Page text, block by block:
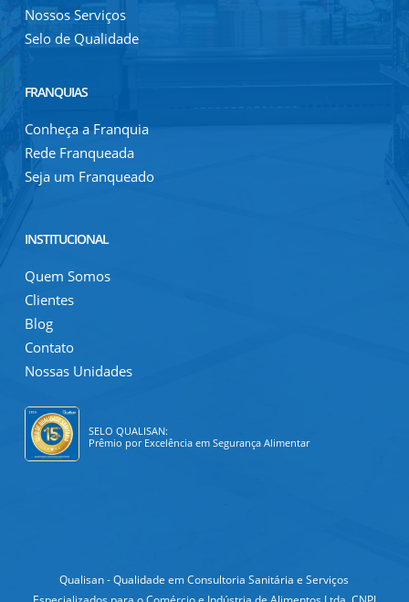
Nossos Serviços
Selo de Qualidade
FRANQUIAS
Conheça a Franquia
Rede Franqueada
Seja um Franqueado
INSTITUCIONAL
Quem Somos
Clientes
Blog
Contato
Nossas Unidades
SELO QUALISAN:
Prêmio por Excelência em Segurança Alimentar
Qualisan - Qualidade em Consultoria Sanitária e Serviços